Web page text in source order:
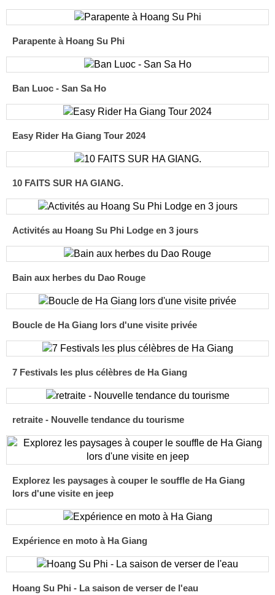
Parapente à Hoang Su Phi
Ban Luoc - San Sa Ho
Easy Rider Ha Giang Tour 2024
10 FAITS SUR HA GIANG.
Activités au Hoang Su Phi Lodge en 3 jours
Bain aux herbes du Dao Rouge
Boucle de Ha Giang lors d'une visite privée
7 Festivals les plus célèbres de Ha Giang
retraite - Nouvelle tendance du tourisme
Explorez les paysages à couper le souffle de Ha Giang
lors d'une visite en jeep
Expérience en moto à Ha Giang
Hoang Su Phi - La saison de verser de l'eau